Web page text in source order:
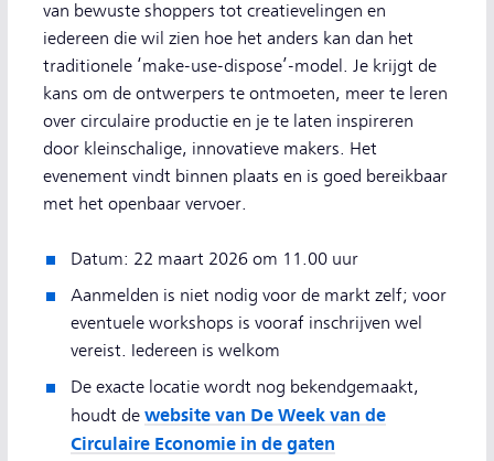
van bewuste shoppers tot creatievelingen en
iedereen die wil zien hoe het anders kan dan het
traditionele ‘make-use-dispose’-model. Je krijgt de
kans om de ontwerpers te ontmoeten, meer te leren
over circulaire productie en je te laten inspireren
door kleinschalige, innovatieve makers. Het
evenement vindt binnen plaats en is goed bereikbaar
met het openbaar vervoer.
Datum: 22 maart 2026 om 11.00 uur
Aanmelden is niet nodig voor de markt zelf; voor
eventuele workshops is vooraf inschrijven wel
vereist. Iedereen is welkom
De exacte locatie wordt nog bekendgemaakt,
houdt de website van De Week van de
Circulaire Economie in de gaten